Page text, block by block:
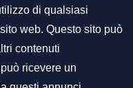
di qualsiasi
web. Questo sito può
contenuti
ricevere un